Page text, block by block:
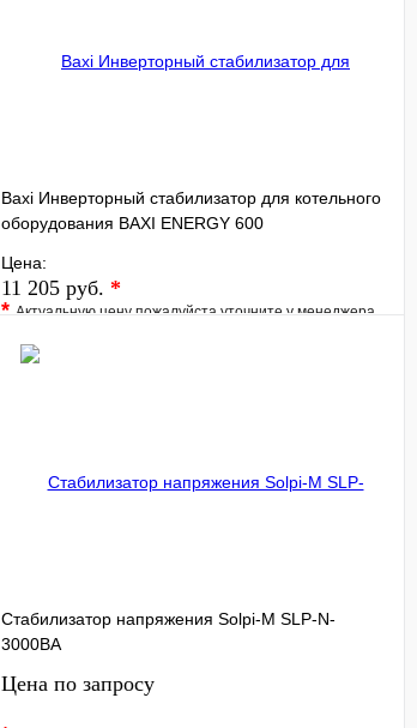
Baxi Инверторный стабилизатор для котельного
оборудования BAXI ENERGY 600
Цена:
11 205 руб. *
*Актуальную цену пожалуйста уточните у менеджера
В избранное
Стабилизатор напряжения Solpi-M SLP-N-
3000BA
Цена по запросу